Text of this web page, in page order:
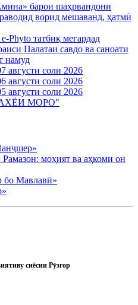
барои шаҳрвандони
ворид мешаванд, ҳатмӣ
Phyto татбиқ мегардад
Палатаи савдо ва саноати
намуд
соли 2026
соли 2026
соли 2026
МОРО"
моҳият ва аҳкоми он
бо Мавлавӣ»
сиёсии Рӯзгор